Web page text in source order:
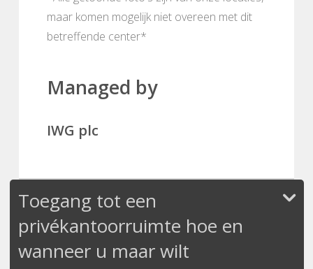
maar komen mogelijk niet overeen met dit
betreffende center*
Managed by
IWG plc
Toegang tot een
privékantoorruimte hoe en
wanneer u maar wilt